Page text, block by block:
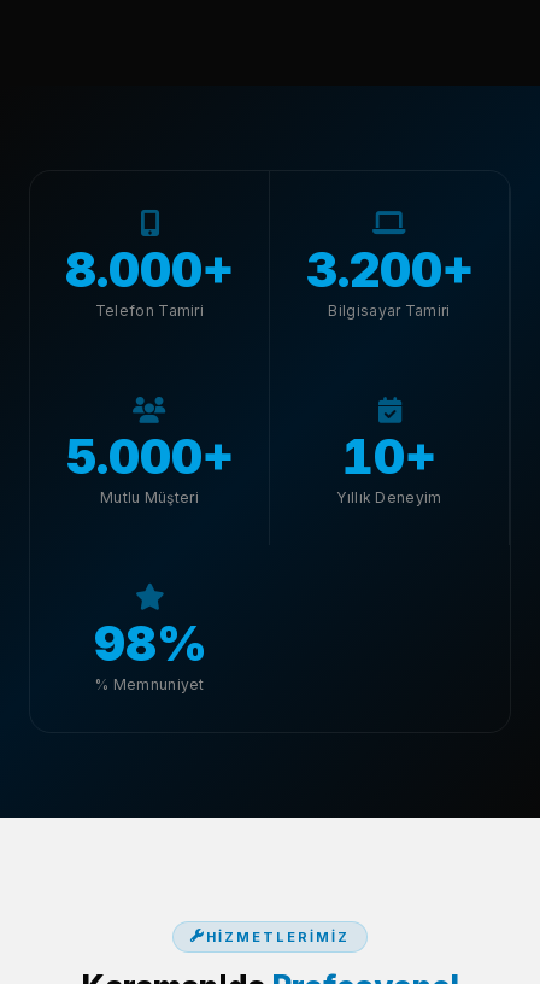
8.000+
Telefon Tamiri
3.200+
Bilgisayar Tamiri
5.000+
Mutlu Müşteri
10+
Yıllık Deneyim
98%
% Memnuniyet
HIZMETLERIMIZ